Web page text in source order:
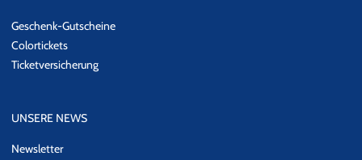
Geschenk-Gutscheine
Colortickets
Ticketversicherung
UNSERE NEWS
Newsletter